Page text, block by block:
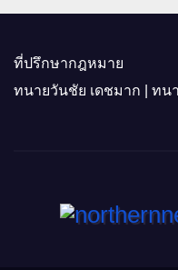
ที่ปรึกษากฎหมาย
ทนายวันชัย เดชมาก | ทน